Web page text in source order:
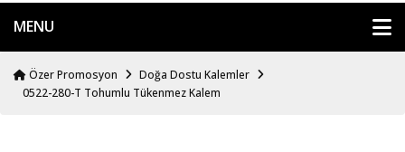
MENU
Özer Promosyon
Doğa Dostu Kalemler
0522-280-T Tohumlu Tükenmez Kalem